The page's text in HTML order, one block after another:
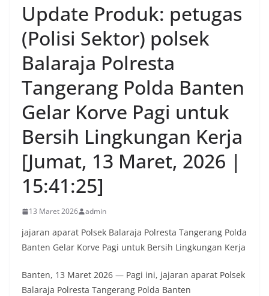
Update Produk: petugas
(Polisi Sektor) polsek
Balaraja Polresta
Tangerang Polda Banten
Gelar Korve Pagi untuk
Bersih Lingkungan Kerja
[Jumat, 13 Maret, 2026 |
15:41:25]
13 Maret 2026 admin
jajaran aparat Polsek Balaraja Polresta Tangerang Polda
Banten Gelar Korve Pagi untuk Bersih Lingkungan Kerja
Banten, 13 Maret 2026 — Pagi ini, jajaran aparat Polsek
Balaraja Polresta Tangerang Polda Banten